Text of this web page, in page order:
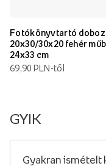
Fotókönyvtartó doboz,
20x30/30x20 fehér
24x33 cm
69,90 PLN-től
GYIK
Gyakran ismételt